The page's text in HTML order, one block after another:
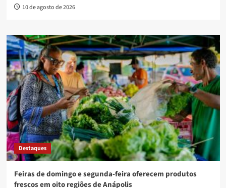
10 de agosto de 2026
Destaques
Feiras de domingo e segunda-feira oferecem produtos
frescos em oito regiões de Anápolis